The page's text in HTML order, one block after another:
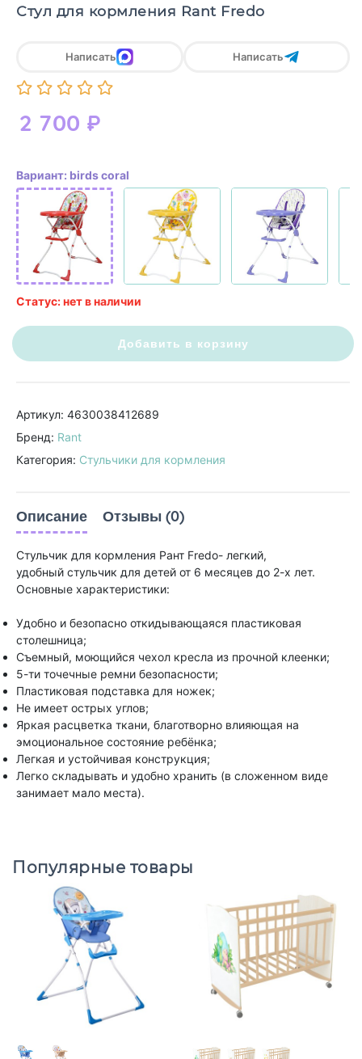
Стул для кормления Rant Fredo
2 700 ₽
Написать Написать
Вариант: birds coral
Статус: нет в наличии
Добавить в корзину
Артикул: 4630038412689
Бренд: Rant
Категория: Стульчики для кормления
Описание Отзывы (0)
Стульчик для кормления Рант Fredo- легкий,
удобный стульчик для детей от 6 месяцев до 2-х лет.
Основные характеристики:
Удобно и безопасно откидывающаяся пластиковая
столешница;
Съемный, моющийся чехол кресла из прочной клеенки;
5-ти точечные ремни безопасности;
Пластиковая подставка для ножек;
Не имеет острых углов;
Яркая расцветка ткани, благотворно влияющая на
эмоциональное состояние ребёнка;
Легкая и устойчивая конструкция;
Легко складывать и удобно хранить (в сложенном виде
занимает мало места).
Популярные товары